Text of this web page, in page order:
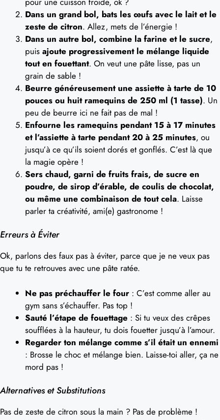
Dans un grand bol, bats les œufs avec le lait et le
zeste de citron. Allez, mets de l’énergie !
Dans un autre bol, combine la farine et le sucre,
puis ajoute progressivement le mélange liquide
tout en fouettant. On veut une pâte lisse, pas un
grain de sable !
Beurre généreusement une assiette à tarte de 10
pouces ou huit ramequins de 250 ml (1 tasse). Un
peu de beurre ici ne fait pas de mal !
Enfourne les ramequins pendant 15 à 17 minutes
et l’assiette à tarte pendant 20 à 25 minutes, ou
jusqu’à ce qu’ils soient dorés et gonflés. C’est là que
la magie opère !
Sers chaud, garni de fruits frais, de sucre en
poudre, de sirop d’érable, de coulis de chocolat,
ou même une combinaison de tout cela. Laisse
parler ta créativité, ami(e) gastronome !
Erreurs à Éviter
Ok, parlons des faux pas à éviter, parce que je ne veux pas
que tu te retrouves avec une pâte ratée.
Ne pas préchauffer le four : C’est comme aller au
gym sans s’échauffer. Pas top !
Sauté l’étape de fouettage : Si tu veux des crêpes
soufflées à la hauteur, tu dois fouetter jusqu’à l’amour.
Regarder ton mélange comme s’il était un ennemi
: Brosse le choc et mélange bien. Laisse-toi aller, ça ne
mord pas !
Alternatives et Substitutions
Pas de zeste de citron sous la main ? Pas de problème !